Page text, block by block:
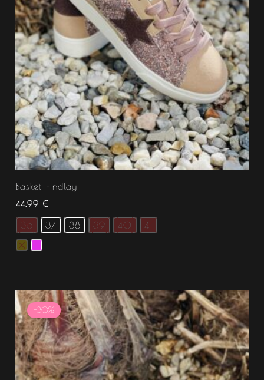
Basket Findlay
44.99 €
36 37 38 39 40 41
-30%
Plage
de
prix :
31.49 €
à
44.99 €